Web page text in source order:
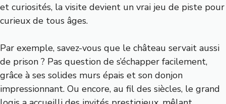
et curiosités, la visite devient un vrai jeu de piste pour
curieux de tous âges.
Par exemple, savez-vous que le château servait aussi
de prison ? Pas question de s’échapper facilement,
grâce à ses solides murs épais et son donjon
impressionnant. Ou encore, au fil des siècles, le grand